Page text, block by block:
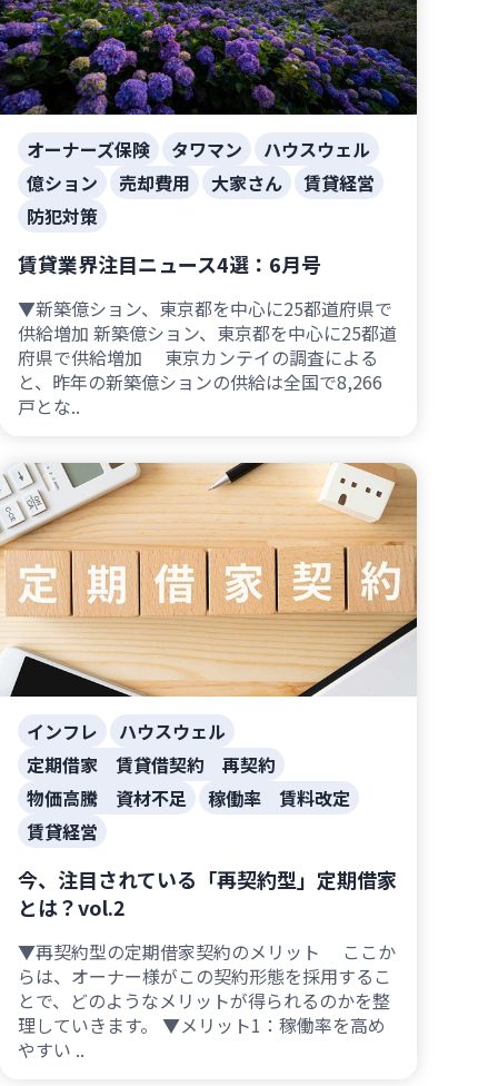
オーナーズ保険 タワマン
ハウスウェル
億ション
売却費用 大家さん
賃貸経営
防犯対策
賃貸業界注目ニュース4選：6月号
▼新築億ション、東京都を中心に25都道府県で
供給増加 新築億ション、東京都を中心に25都道
府県で供給増加 東京カンテイの調査による
と、昨年の新築億ションの供給は全国で8,266
戸とな..
インフレ
ハウスウェル
定期借家 賃貸借契約 再契約
物価高騰 資材不足
稼働率 賃料改定
賃貸経営
今、注目されている「再契約型」定期借家
とは？vol.2
▼再契約型の定期借家契約のメリット ここか
らは、オーナー様がこの契約形態を採用するこ
とで、どのようなメリットが得られるのかを整
理していきます。 ▼メリット1：稼働率を高め
やすい ..